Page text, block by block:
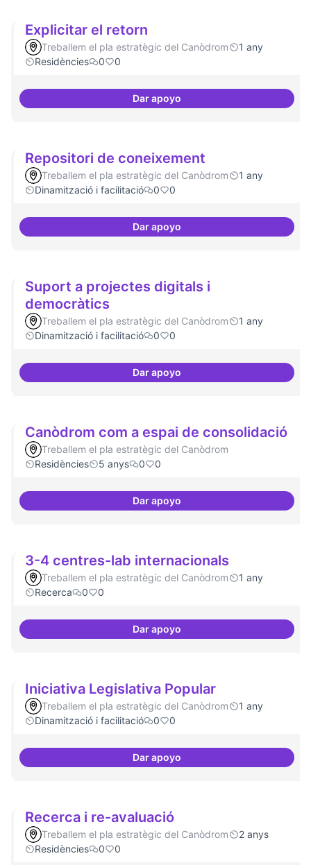
Explicitar el retorn
Treballem el pla estratègic del Canòdrom
1 any
Residències
0 0
Dar apoyoExplicitar el retorn
Repositori de coneixement
Treballem el pla estratègic del Canòdrom
1 any
Dinamització i facilitació
0 0
Dar apoyoRepositori de coneixement
Suport a projectes digitals i
democràtics
Treballem el pla estratègic del Canòdrom
1 any
Dinamització i facilitació
0 0
Dar apoyoSuport a projectes digitals i
Canòdrom com a espai de consolidació
Treballem el pla estratègic del Canòdrom
Residències
5 anys 0 0
Dar apoyoCanòdrom com a espai de
3-4 centres-lab internacionals
Treballem el pla estratègic del Canòdrom
1 any
Recerca
0 0
Dar apoyo3-4 centres-lab internacionals
Iniciativa Legislativa Popular
Treballem el pla estratègic del Canòdrom
1 any
Dinamització i facilitació
0 0
Dar apoyoIniciativa Legislativa Popular
Recerca i re-avaluació
Treballem el pla estratègic del Canòdrom
2 anys
Residències
0 0